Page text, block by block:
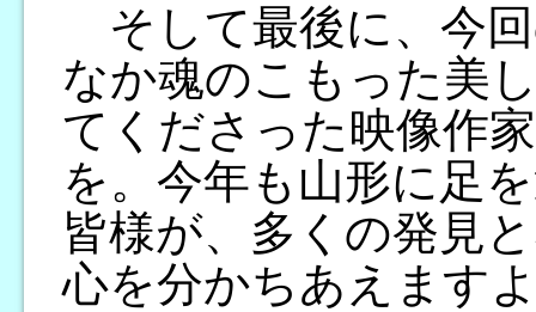
そして最後に、今
なか魂のこもった美
てくださった映像作
を。今年も山形に足
皆様が、多くの発見
心を分かちあえます